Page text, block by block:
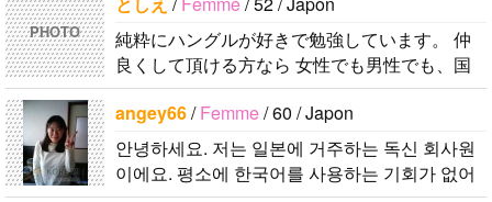
す。 彼らの
ことたくさん
知りたいで
す。..
의 친구들과
친해지고 싶
어요 일본에
가면 좋은 곳
소개 시켜주
면 감사하겠
습니다 반대
す。 日本の
ことは高校生
の時から興味
を持ちまし
た。 日本の
好きなところ
は文化や食べ
ます。。。だ
から日本人の
友達を作りた
いです。よろ
しくおねがい
します..
が好きで、時
間がある時は
釣りに行くの
はいい釣りス
ポットを探し
ddung_e/Ho
mme/ 29 / Co
rée du Sud
日本の文化や
日常に興味が
あったので、
ペンパルを始
PHOTO
純粋にハングルが好きで勉強しています。 仲
良くして頂ける方なら 女性でも男性でも、国
籍が何処でも歓迎です♪ 必ず返信します！！！
しかし、数うちゃ〜的な(一気に多人..
angey66/Femme/ 60 / Japon
안녕하세요. 저는 일본에 거주하는 독신 회사원
이에요. 평소에 한국어를 사용하는 기회가 없어